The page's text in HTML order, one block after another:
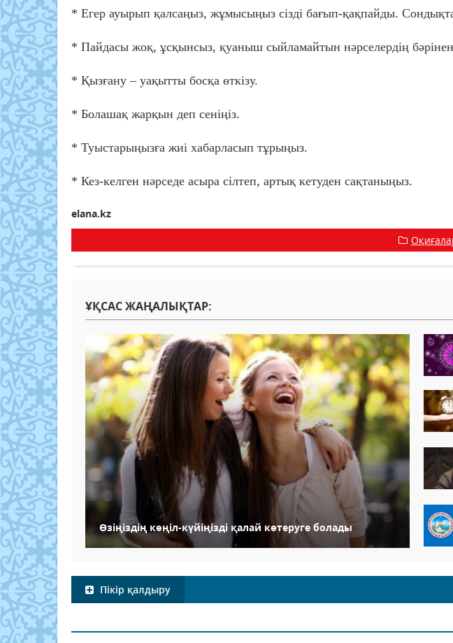
* Егер ауырып қалсаңыз, жұмысыңыз сізді бағып-қақпайды.
* Пайдасы жоқ, ұсқынсыз, қуаныш сыйламайтын нәрселердің
* Қызғану – уақытты босқа өткізу.
* Болашақ жарқын деп сеніңіз.
* Туыстарыңызға жиі хабарласып тұрыңыз.
* Кез-келген нәрседе асыра сілтеп, артық кетуден сақтаныңыз.
elana.kz
ҰҚСАС ЖАҢАЛЫҚТАР:
Өзіңіздің көңіл-күйіңізді қалай көтеруге болады
Пікір қалдыру